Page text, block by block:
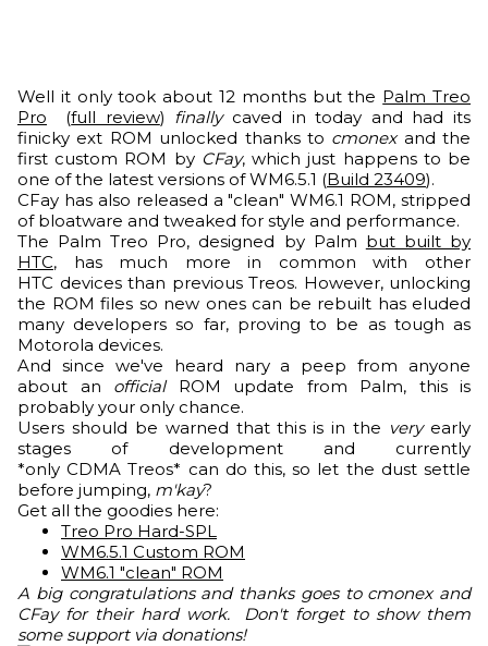
Well it only took about 12 months but the Palm Treo
Pro (full review) finallycaved in today and had its
finicky ext ROM unlocked thanks to cmonexand the
first custom ROM by CFay, which just happens to be
one of the latest versions of WM6.5.1 (Build 23409).
CFay has also released a "clean" WM6.1 ROM, stripped
of bloatware and tweaked for style and performance.
The Palm Treo Pro, designed by Palm but built by
HTC, has much more in common with other
HTC devices than previous Treos. However, unlocking
the ROM files so new ones can be rebuilt has eluded
many developers so far, proving to be as tough as
Motorola devices.
And since we've heard nary a peep from anyone
about an officialROM update from Palm, this is
probably your only chance.
Users should be warned that this is in the veryearly
stages of development and currently
*only CDMA Treos* can do this, so let the dust settle
before jumping, m'kay?
Get all the goodies here:
Treo Pro Hard-SPL
WM6.5.1 Custom ROM
WM6.1 "clean" ROM
A big congratulations and thanks goes to cmonex and
CFay for their hard work. Don't forget to show them
some supportvia donations!